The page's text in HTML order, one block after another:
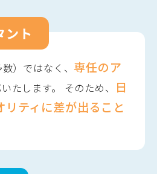
ント
）ではなく、専任のア
たします。 そのため、
日
リティに差が出ること